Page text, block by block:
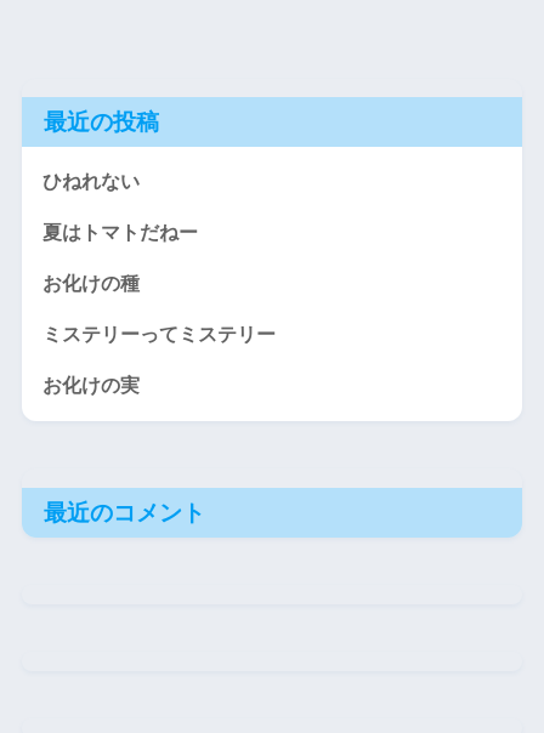
最近の投稿
ひねれない
夏はトマトだねー
お化けの種
ミステリーってミステリー
お化けの実
最近のコメント